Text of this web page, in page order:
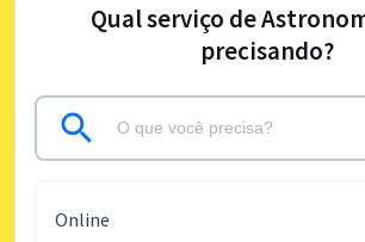
Qual serviço de
precisando?
Online